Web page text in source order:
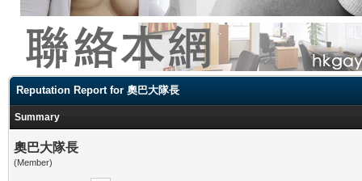
Reputation Report for 奧巴大隊長
Summary
奧巴大隊長
(Member)